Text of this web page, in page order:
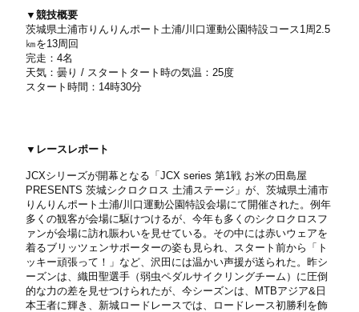
▼競技概要
茨城県土浦市りんりんポート土浦/川口運動公園特設コース1周2.5
㎞を13周回
完走：4名
天気：曇り / スタートタート時の気温：25度
スタート時間：14時30分
▼レースレポート
JCXシリーズが開幕となる「JCX series 第1戦 お米の田島屋
PRESENTS 茨城シクロクロス 土浦ステージ」が、茨城県土浦市
りんりんポート土浦/川口運動公園特設会場にて開催された。例年
多くの観客が会場に駆けつけるが、今年も多くのシクロクロスフ
ァンが会場に訪れ賑わいを見せている。その中には赤いウェアを
着るブリッツェンサポーターの姿も見られ、スタート前から「ト
ッキー頑張って！」など、沢田には温かい声援が送られた。昨シ
ーズンは、織田聖選手（弱虫ペダルサイクリングチーム）に圧倒
的な力の差を見せつけられたが、今シーズンは、MTBアジア&日
本王者に輝き、新城ロードレースでは、ロードレース初勝利を飾